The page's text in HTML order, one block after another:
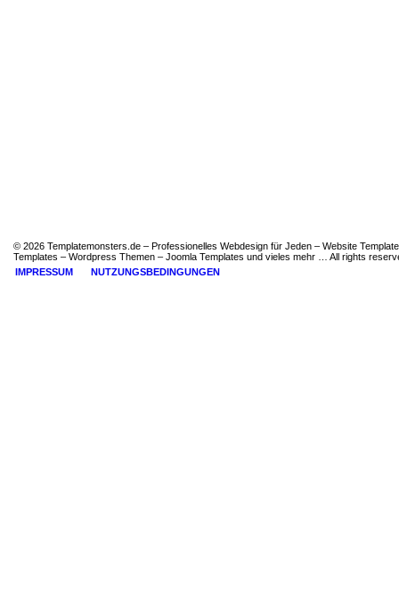
© 2026 Templatemonsters.de – Professionelles Webdesign für Jeden – Website
Templates – Wordpress Themen – Joomla Templates und vieles mehr … All rights
IMPRESSUM
NUTZUNGSBEDINGUNGEN